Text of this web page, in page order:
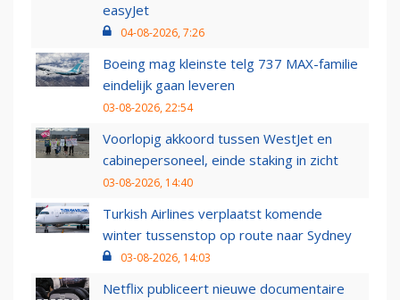
easyJet
04-08-2026, 7:26
Boeing mag kleinste telg 737 MAX-familie
eindelijk gaan leveren
03-08-2026, 22:54
Voorlopig akkoord tussen WestJet en
cabinepersoneel, einde staking in zicht
03-08-2026, 14:40
Turkish Airlines verplaatst komende
winter tussenstop op route naar Sydney
03-08-2026, 14:03
Netflix publiceert nieuwe documentaire